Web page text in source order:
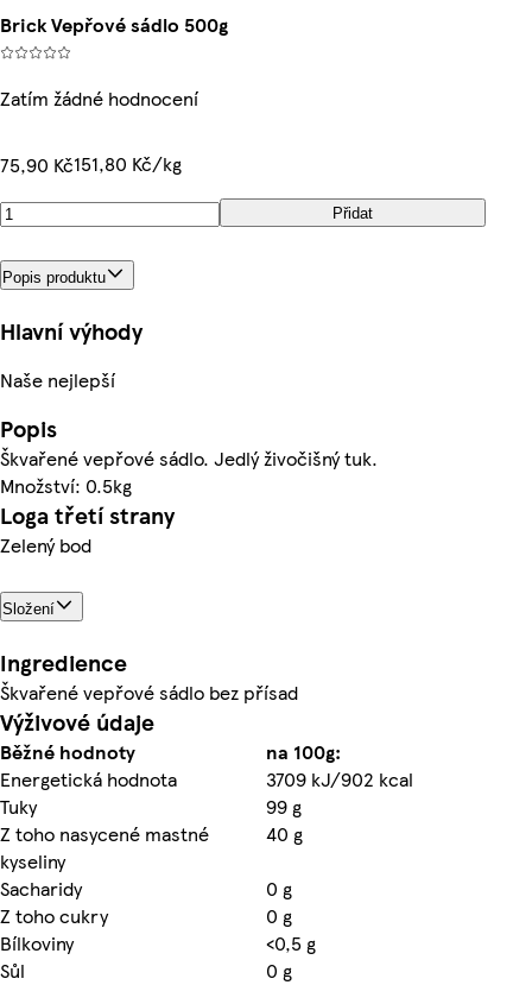
Brick Vepřové sádlo 500g
Zatím žádné hodnocení
75,90 Kč151,80 Kč/kg
Přidat
Popis produktu
Hlavní výhody
Naše nejlepší
Popis
Škvařené vepřové sádlo. Jedlý živočišný tuk.
Množství: 0.5kg
Loga třetí strany
Zelený bod
Složení
Ingredience
Škvařené vepřové sádlo bez přísad
Výživové údaje
Běžné hodnoty
na 100g:
Energetická hodnota
3709 kJ/902 kcal
Tuky
99 g
Z toho nasycené mastné
kyseliny
40 g
Sacharidy
0 g
Z toho cukry
0 g
Bílkoviny
<0,5 g
Sůl
0 g